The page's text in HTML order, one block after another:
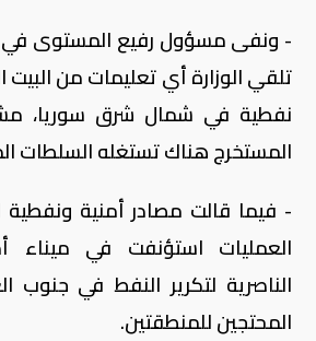
- ونفى مسؤول رفيع المستوى في
تلقي الوزارة أي تعليمات من
نفطية في شمال شرق سوريا،
المستخرج هناك تستغله السلطات
- فيما قالت مصادر أمنية ونفطية
العمليات استؤنفت في
الناصرية لتكرير النفط في جنوب
المحتجين للمنطقتين.